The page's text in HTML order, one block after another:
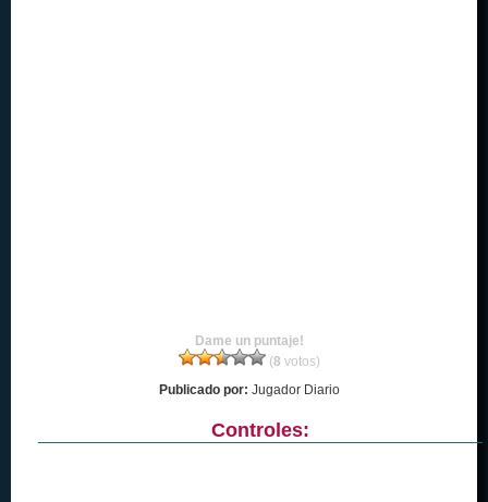
Dame un puntaje!
(8 votos)
Publicado por: Jugador Diario
Controles: